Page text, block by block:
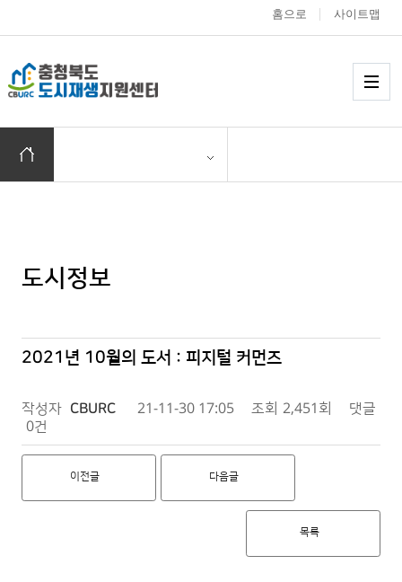
충청북도 도시재
홈으로 사이트맵
홈으로 이동
도시정보
2021년 10월의 도서 : 피지털 커먼즈
작성자 CBURC 21-11-30 17:05 조회 2,451회
댓글
0건
이전글 다음글
목록